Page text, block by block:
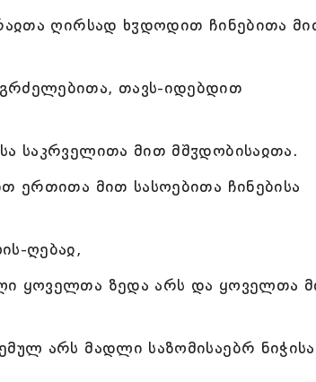
ღირსად ხჳდოდით ჩინებითა
თავს-იდებდით
საკრველითა მით მშჳდობისაჲთა.
ერთითა მით სასოებითა ჩინებისა
ღებაჲ,
ყოველთა ზედა არს და ყოველთა
არს მადლი საზომისაებრ ნიჭისა